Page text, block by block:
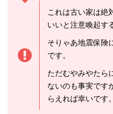
これは古い家は絶
いいと注意喚起す
そりゃあ地震保険
です。
ただむやみやたら
ないのも事実です
らえれば幸いです。